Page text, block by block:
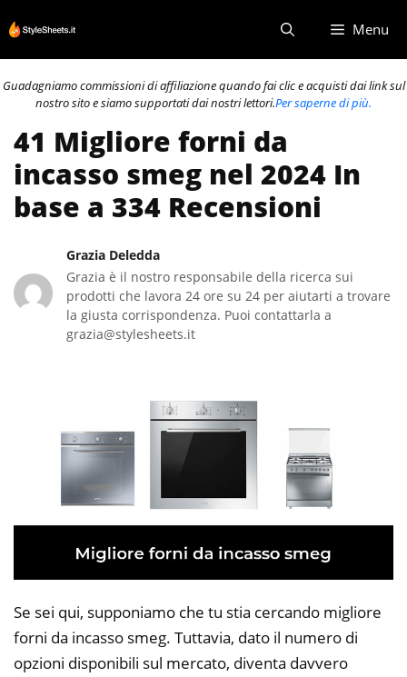
al
contenuto
Menu
Guadagniamo commissioni di affiliazione quando fai clic e acquisti dai link sul
nostro sito e siamo supportati dai nostri lettori.Per saperne di più.
41 Migliore forni da
incasso smeg nel 2024 In
base a 334 Recensioni
Grazia Deledda
Grazia è il nostro responsabile della ricerca sui
prodotti che lavora 24 ore su 24 per aiutarti a trovare
la giusta corrispondenza. Puoi contattarla a
grazia@stylesheets.it
Se sei qui, supponiamo che tu stia cercando migliore
forni da incasso smeg. Tuttavia, dato il numero di
opzioni disponibili sul mercato, diventa davvero